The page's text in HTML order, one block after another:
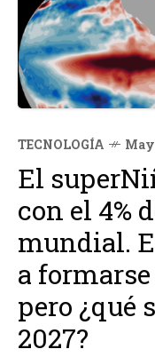
TECNOLOGÍA May
El
con el 4%
mundial.
a
pero ¿qué
2027?